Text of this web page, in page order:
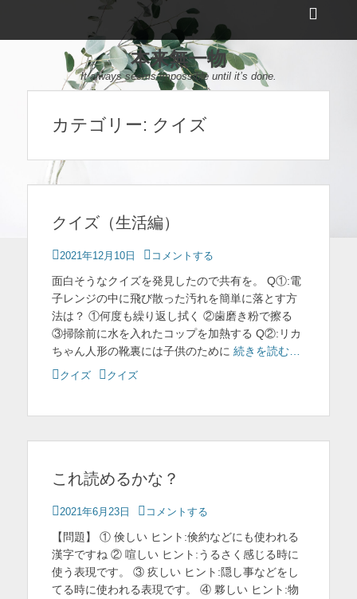
ー
ッ
ー
示
本来無一物
It always seems impossible until it’s done.
カテゴリー: クイズ
クイズ（生活編）
投
日
2021年12月10日 コメントする
面白そうなクイズを発見したので共有を。 Q①:電
子レンジの中に飛び散った汚れを簡単に落とす方
法は？ ①何度も繰り返し拭く ②歯磨き粉で擦る
③掃除前に水を入れたコップを加熱する Q②:リカ
ちゃん人形の靴裏には子供のために 続きを読む…
カ
ー
クイズ
タクイズ
これ読めるかな？
投
日
2021年6月23日 コメントする
【問題】 ① 倹しい ヒント:倹約などにも使われる
漢字ですね ② 喧しい ヒント:うるさく感じる時に
使う表現です。 ③ 疚しい ヒント:隠し事などをし
てる時に使われる表現です。 ④ 夥しい ヒント:物